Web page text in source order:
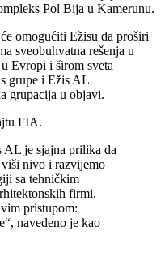
Pol Bija u Kamerunu.
omogućiti Ežisu da proširi
sveobuhvatna rešenja u
Evropi i širom sveta
grupe i Ežis AL
grupacija u objavi.
FIA.
AL je sjajna prilika da
nivo i razvijemo
sa tehničkim
firmi,
pristupom:
navedeno je kao